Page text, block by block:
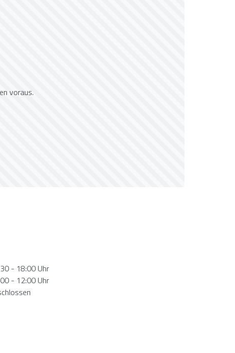
voraus.
- 18:00 Uhr
- 12:00 Uhr